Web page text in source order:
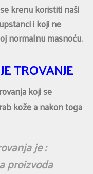
krenu koristiti naši
i koji ne
normalnu masnoću.
TROVANJE
koji se
kože a nakon toga
je :
proizvoda